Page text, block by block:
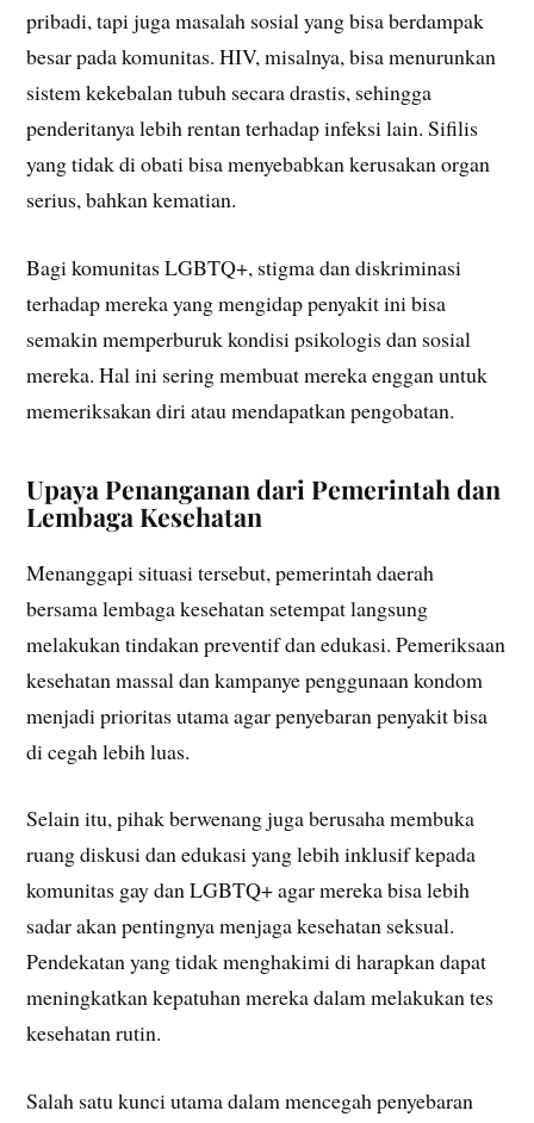
pribadi, tapi juga masalah sosial yang bisa berdampak
besar pada komunitas. HIV, misalnya, bisa menurunkan
sistem kekebalan tubuh secara drastis, sehingga
penderitanya lebih rentan terhadap infeksi lain. Sifilis
yang tidak di obati bisa menyebabkan kerusakan organ
serius, bahkan kematian.
Bagi komunitas LGBTQ+, stigma dan diskriminasi
terhadap mereka yang mengidap penyakit ini bisa
semakin memperburuk kondisi psikologis dan sosial
mereka. Hal ini sering membuat mereka enggan untuk
memeriksakan diri atau mendapatkan pengobatan.
Upaya Penanganan dari Pemerintah dan
Lembaga Kesehatan
Menanggapi situasi tersebut, pemerintah daerah
bersama lembaga kesehatan setempat langsung
melakukan tindakan preventif dan edukasi. Pemeriksaan
kesehatan massal dan kampanye penggunaan kondom
menjadi prioritas utama agar penyebaran penyakit bisa
di cegah lebih luas.
Selain itu, pihak berwenang juga berusaha membuka
ruang diskusi dan edukasi yang lebih inklusif kepada
komunitas gay dan LGBTQ+ agar mereka bisa lebih
sadar akan pentingnya menjaga kesehatan seksual.
Pendekatan yang tidak menghakimi di harapkan dapat
meningkatkan kepatuhan mereka dalam melakukan tes
kesehatan rutin.
Salah satu kunci utama dalam mencegah penyebaran